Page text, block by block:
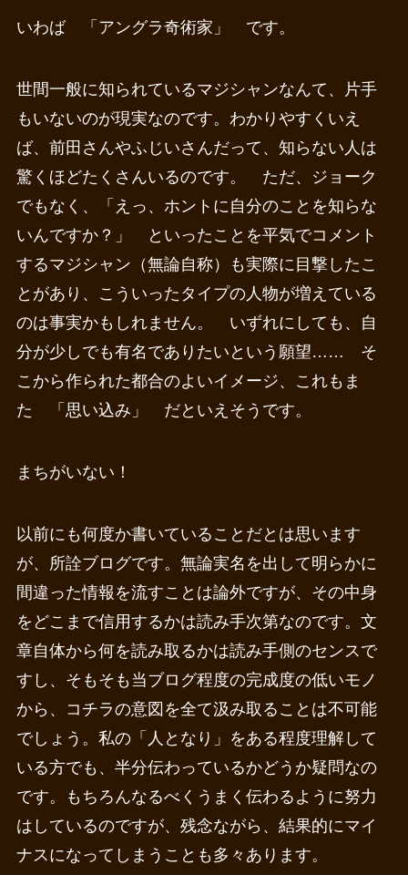
いわば 「アングラ奇術家」 です。
世間一般に知られているマジシャンなんて、片手
もいないのが現実なのです。わかりやすくいえ
ば、前田さんやふじいさんだって、知らない人は
驚くほどたくさんいるのです。 ただ、ジョーク
でもなく、「えっ、ホントに自分のことを知らな
いんですか？」 といったことを平気でコメント
するマジシャン（無論自称）も実際に目撃したこ
とがあり、こういったタイプの人物が増えている
のは事実かもしれません。 いずれにしても、自
分が少しでも有名でありたいという願望…… そ
こから作られた都合のよいイメージ、これもま
た 「思い込み」 だといえそうです。
まちがいない！
以前にも何度か書いていることだとは思います
が、所詮ブログです。無論実名を出して明らかに
間違った情報を流すことは論外ですが、その中身
をどこまで信用するかは読み手次第なのです。文
章自体から何を読み取るかは読み手側のセンスで
すし、そもそも当ブログ程度の完成度の低いモノ
から、コチラの意図を全て汲み取ることは不可能
でしょう。私の「人となり」をある程度理解して
いる方でも、半分伝わっているかどうか疑問なの
です。もちろんなるべくうまく伝わるように努力
はしているのですが、残念ながら、結果的にマイ
ナスになってしまうことも多々あります。